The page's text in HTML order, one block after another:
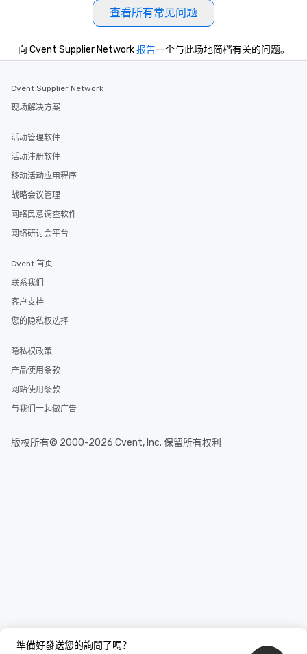
查看所有常见问题
準備好發送您的詢問了嗎？
向 Cvent Supplier Network报告一个与此场地简档有关的问题。
Cvent Supplier Network
现场解决方案
活动管理软件
活动注册软件
移动活动应用程序
战略会议管理
网络民意调查软件
网络研讨会平台
Cvent 首页
联系我们
客户支持
您的隐私权选择
隐私权政策
产品使用条款
网站使用条款
与我们一起做广告
版权所有© 2000-2026 Cvent, Inc. 保留所有权利